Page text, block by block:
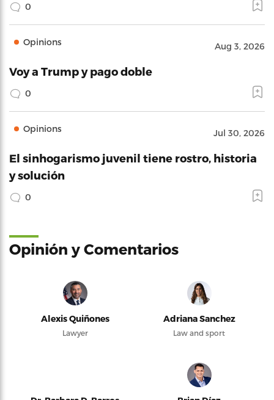
0
Opinions Aug 3, 2026
Voy a Trump y pago doble
0
Opinions Jul 30, 2026
El sinhogarismo juvenil tiene rostro, historia
y solución
0
Opinión y Comentarios
Alexis Quiñones
Lawyer
Adriana Sanchez
Law and sport